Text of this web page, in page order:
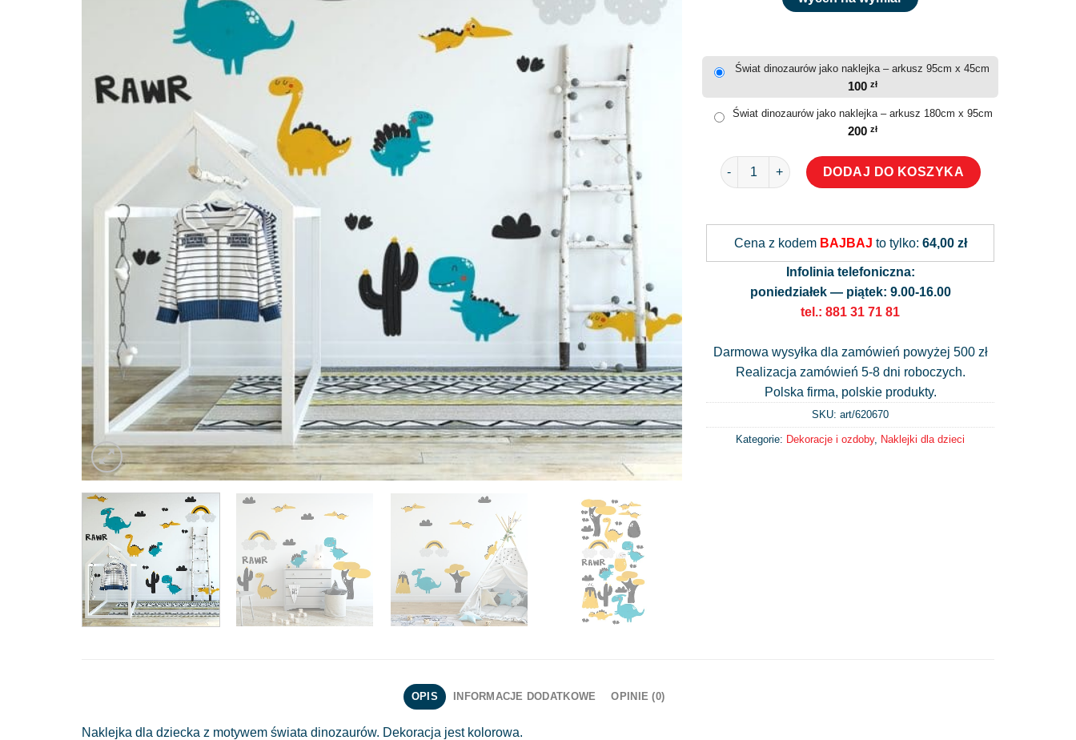
Świat dinozaurów jako naklejka – arkusz 95cm x 45cm
100 zł
Świat dinozaurów jako naklejka – arkusz 180cm x 95cm
200 zł
ilość Świat dinozaurów jako naklejka
DODAJ DO KOSZYKA
Cena z kodem BAJBAJ to tylko: 64,00 zł
Infolinia telefoniczna:
poniedziałek — piątek: 9.00-16.00
tel.: 881 31 71 81
Darmowa wysyłka dla zamówień powyżej 500 zł
Realizacja zamówień 5-8 dni roboczych.
Polska firma, polskie produkty.
SKU: art/620670
Kategorie: Dekoracje i ozdoby, Naklejki dla dzieci
OPIS INFORMACJE DODATKOWE OPINIE (0)
Naklejka dla dziecka z motywem świata dinozaurów. Dekoracja jest kolorowa.